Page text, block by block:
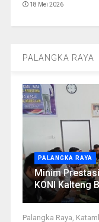
18 Mei 2026
PALANGKA RAYA
PALANGKA RAYA
Minim
KONI Kalteng
Palangka Raya,